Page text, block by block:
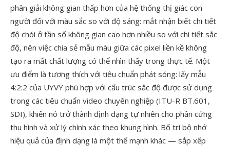
phân giải không gian thấp hơn của hệ thống thị giác con
người đối với màu sắc so với độ sáng: mắt nhận biết chi tiết
độ chói ở tần số không gian cao hơn nhiều so với chi tiết sắc
độ, nên việc chia sẻ mẫu màu giữa các pixel liền kề không
tạo ra mất chất lượng có thể nhìn thấy trong thực tế. Một
ưu điểm là tương thích với tiêu chuẩn phát sóng: lấy mẫu
4:2:2 của UYVY phù hợp với cấu trúc sắc độ được sử dụng
trong các tiêu chuẩn video chuyên nghiệp (ITU-R BT.601,
SDI), khiến nó trở thành định dạng tự nhiên cho phần cứng
thu hình và xử lý chính xác theo khung hình. Bố trí bộ nhớ
hiệu quả của định dạng là một thế mạnh khác — sắp xếp